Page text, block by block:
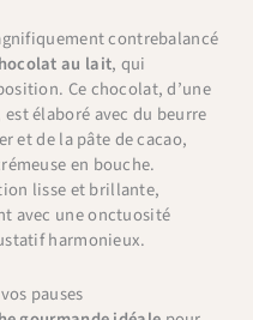
contrebalancé
au lait, qui
Ce chocolat, d’une
élaboré avec du beurre
et de la pâte de cacao,
en bouche.
lisse et brillante,
avec une onctuosité
harmonieux.
pauses